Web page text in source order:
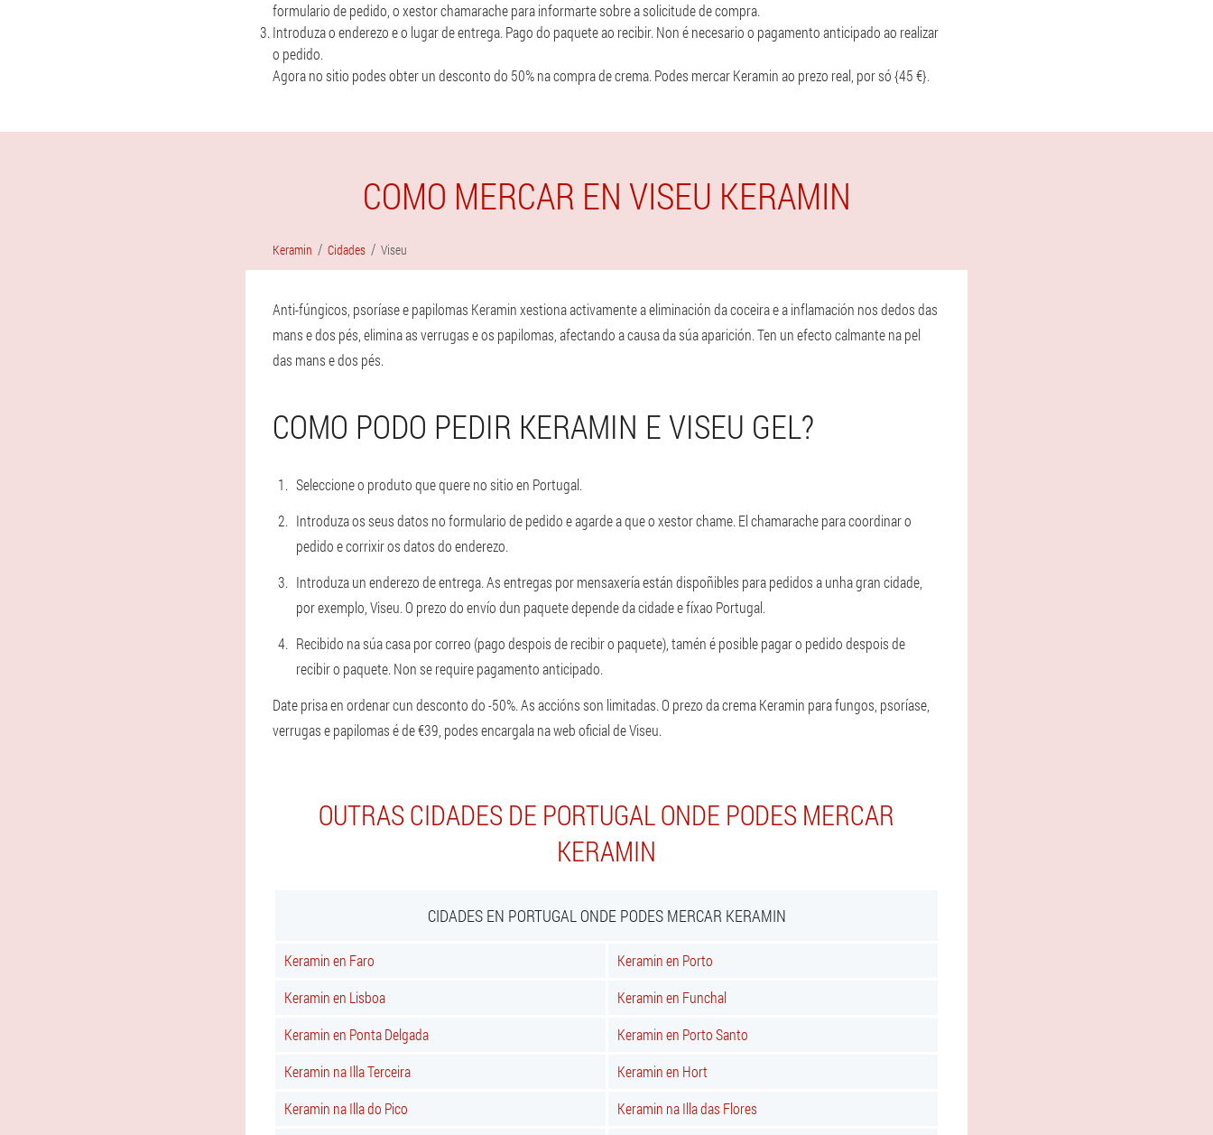
formulario de pedido, o xestor chamarache para informarte sobre a solicitude de compra.
Introduza o enderezo e o lugar de entrega. Pago do paquete ao recibir. Non é necesario o pagamento anticipado ao realizar
o pedido.
Agora no sitio podes obter un desconto do 50% na compra de crema. Podes mercar Keramin ao prezo real, por só {45 €}.
COMO MERCAR EN VISEU KERAMIN
Keramin Cidades Viseu
Anti-fúngicos, psoríase e papilomas Keramin xestiona activamente a eliminación da coceira e a inflamación nos dedos das
mans e dos pés, elimina as verrugas e os papilomas, afectando a causa da súa aparición. Ten un efecto calmante na pel
das mans e dos pés.
COMO PODO PEDIR KERAMIN E VISEU GEL?
Seleccione o produto que quere no sitio en Portugal.
Introduza os seus datos no formulario de pedido e agarde a que o xestor chame. El chamarache para coordinar o
pedido e corrixir os datos do enderezo.
Introduza un enderezo de entrega. As entregas por mensaxería están dispoñibles para pedidos a unha gran cidade,
por exemplo, Viseu. O prezo do envío dun paquete depende da cidade e fíxao Portugal.
Recibido na súa casa por correo (pago despois de recibir o paquete), tamén é posible pagar o pedido despois de
recibir o paquete. Non se require pagamento anticipado.
Date prisa en ordenar cun desconto do -50%. As accións son limitadas. O prezo da crema Keramin para fungos, psoríase,
verrugas e papilomas é de €39, podes encargala na web oficial de Viseu.
OUTRAS CIDADES DE PORTUGAL ONDE PODES MERCAR
KERAMIN
CIDADES EN PORTUGAL ONDE PODES MERCAR KERAMIN
Keramin en Faro
Keramin en Porto
Keramin en Lisboa
Keramin en Funchal
Keramin en Ponta Delgada
Keramin en Porto Santo
Keramin na Illa Terceira
Keramin en Hort
Keramin na Illa do Pico
Keramin na Illa das Flores